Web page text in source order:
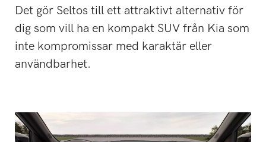
Det gör Seltos till ett attraktivt alternativ för
dig som vill ha en kompakt SUV från Kia som
inte kompromissar med karaktär eller
användbarhet.